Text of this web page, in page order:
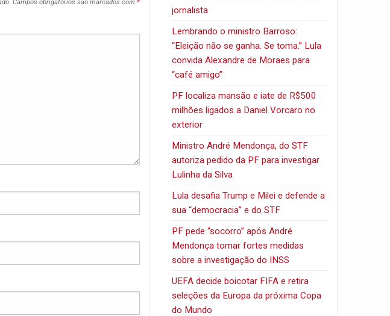
Campos obrigatórios são marcados com *
jornalista
Lembrando o ministro Barroso:
“Eleição não se ganha. Se toma.” Lula
convida Alexandre de Moraes para
“café amigo”
PF localiza mansão e iate de R$500
milhões ligados a Daniel Vorcaro no
exterior
Ministro André Mendonça, do STF
autoriza pedido da PF para investigar
Lulinha da Silva
Lula desafia Trump e Milei e defende a
sua “democracia” e do STF
PF pede “socorro” após André
Mendonça tomar fortes medidas
sobre a investigação do INSS
UEFA decide boicotar FIFA e retira
seleções da Europa da próxima Copa
do Mundo